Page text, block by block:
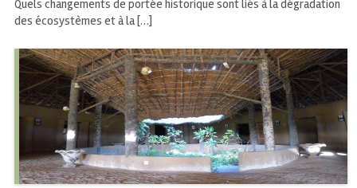
Quels changements de portée historique sont liés à la dégradation
des écosystèmes et à la […]